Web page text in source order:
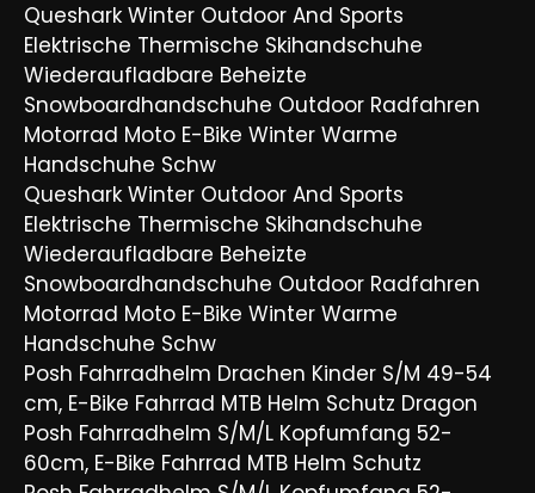
Queshark Winter Outdoor And Sports
Elektrische Thermische Skihandschuhe
Wiederaufladbare Beheizte
Snowboardhandschuhe Outdoor Radfahren
Motorrad Moto E-Bike Winter Warme
Handschuhe Schw
Queshark Winter Outdoor And Sports
Elektrische Thermische Skihandschuhe
Wiederaufladbare Beheizte
Snowboardhandschuhe Outdoor Radfahren
Motorrad Moto E-Bike Winter Warme
Handschuhe Schw
Posh Fahrradhelm Drachen Kinder S/M 49-54
cm, E-Bike Fahrrad MTB Helm Schutz Dragon
Posh Fahrradhelm S/M/L Kopfumfang 52-
60cm, E-Bike Fahrrad MTB Helm Schutz